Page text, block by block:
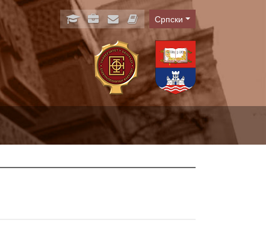
Language
Српски